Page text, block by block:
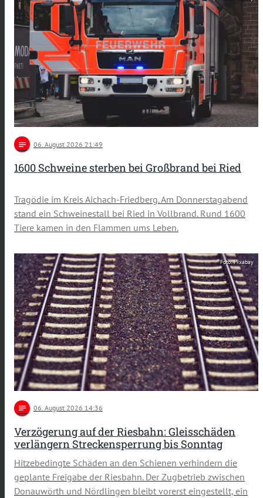
notes 06 . August 2026 21:49
1600 Schweine sterben bei Großbrand bei Ried
Tragödie im Kreis Aichach-Friedberg. Am Donnerstagabend
stand ein Schweinestall bei Ried in Vollbrand. Rund 1600
Tiere kamen in den Flammen ums Leben.
Foto: Pixabay
notes 06. August 2026 14:36
Verzögerung auf der Riesbahn: Gleisschäden
verlängern Streckensperrung bis Sonntag
Hitzebedingte Schäden an den Schienen verhindern die
geplante Freigabe der Riesbahn. Der Zugbetrieb zwischen
Donauwörth und Nördlingen bleibt vorerst eingestellt, ein